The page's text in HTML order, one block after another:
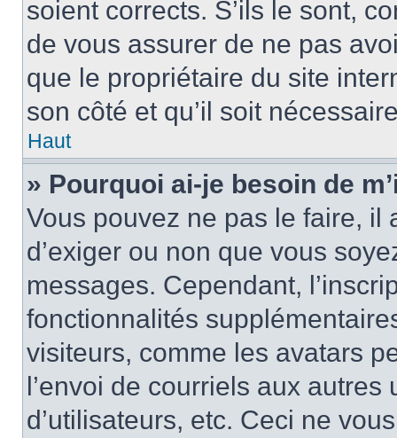
soient corrects. S’ils le sont,
de vous assurer de ne pas
que le propriétaire du site
son côté et qu’il soit
Haut
» Pourquoi ai-je besoin de
Vous pouvez ne pas le faire, il
d’exiger ou non que vous
messages. Cependant,
fonctionnalités
visiteurs, comme les avatars
l’envoi de courriels aux
d’utilisateurs, etc. Ceci ne